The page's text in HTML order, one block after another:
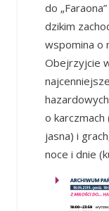
do
dzikim
wspomina o
Obejrzyjcie
o
jasna) i
noce i dnie